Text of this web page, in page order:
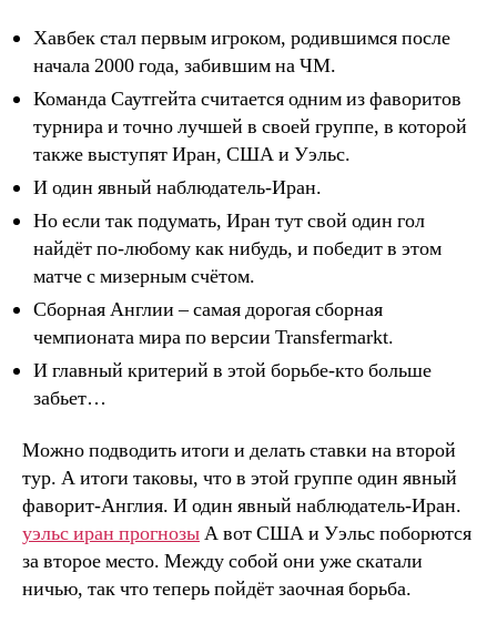
Хавбек стал первым игроком, родившимся после
начала 2000 года, забившим на ЧМ.
Команда Саутгейта считается одним из фаворитов
турнира и точно лучшей в своей группе, в которой
также выступят Иран, США и Уэльс.
И один явный наблюдатель-Иран.
Но если так подумать, Иран тут свой один гол
найдёт по-любому как нибудь, и победит в этом
матче с мизерным счётом.
Сборная Англии – самая дорогая сборная
чемпионата мира по версии Transfermarkt.
И главный критерий в этой борьбе-кто больше
забьет…
Можно подводить итоги и делать ставки на второй
тур. А итоги таковы, что в этой группе один явный
фаворит-Англия. И один явный наблюдатель-Иран.
уэльс иран прогнозыА вот США и Уэльс поборются
за второе место. Между собой они уже скатали
ничью, так что теперь пойдёт заочная борьба.